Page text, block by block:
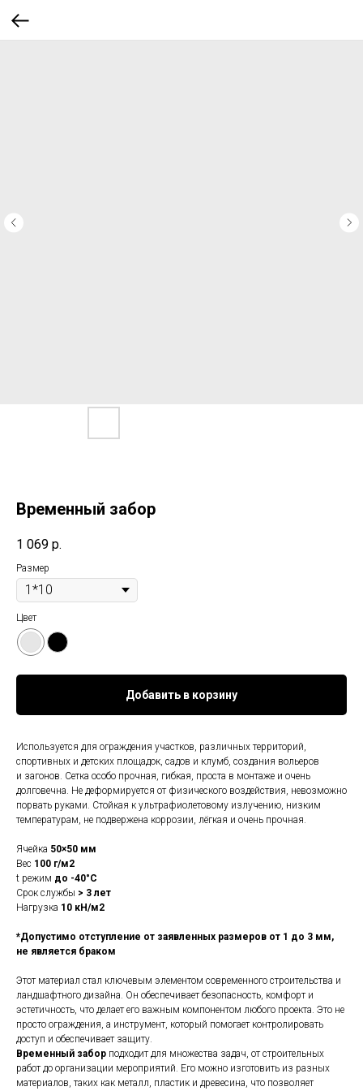
Временный забор
1 069 р.
Размер
Цвет
Добавить в корзину
Используется для ограждения участков, различных территорий,
спортивных и детских площадок, садов и клумб, создания вольеров
и загонов. Сетка особо прочная, гибкая, проста в монтаже и очень
долговечна. Не деформируется от физического воздействия, невозможно
порвать руками. Стойкая к ультрафиолетовому излучению, низким
температурам, не подвержена коррозии, лёгкая и очень прочная.
Ячейка 50×50 мм
Вес 100 г/м2
t режим до -40°C
Срок службы > 3 лет
Нагрузка 10 кН/м2
*Допустимо отступление от заявленных размеров от 1 до 3 мм,
не является браком
Этот материал стал ключевым элементом современного строительства и
ландшафтного дизайна. Он обеспечивает безопасность, комфорт и
эстетичность, что делает его важным компонентом любого проекта. Это не
просто ограждения, а инструмент, который помогает контролировать
доступ и обеспечивает защиту.
Временный забор подходит для множества задач, от строительных
работ до организации мероприятий. Его можно изготовить из разных
материалов, таких как металл, пластик и древесина, что позволяет